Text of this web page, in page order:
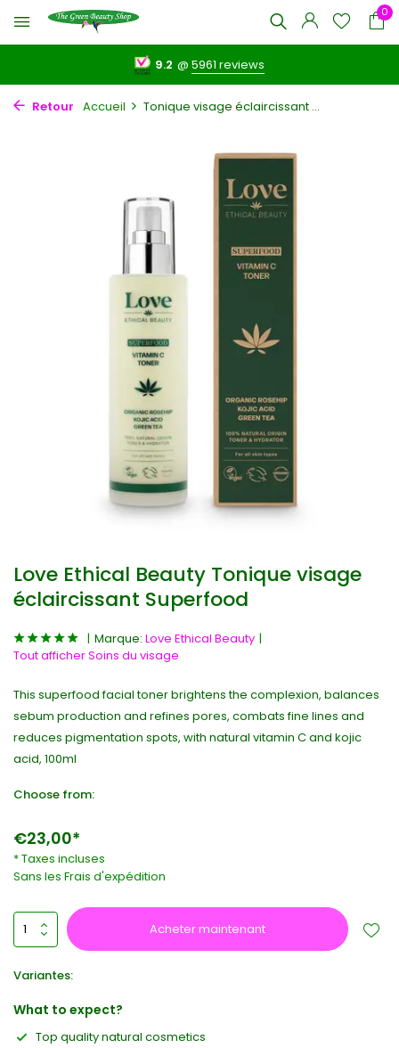
0
9.2 @5961 reviews
Retour Accueil Tonique visage éclaircissant ...
Love Ethical Beauty Tonique visage
éclaircissant Superfood
Marque: Love Ethical Beauty
Tout afficher Soins du visage
This superfood facial toner brightens the complexion, balances
sebum production and refines pores, combats fine lines and
reduces pigmentation spots, with natural vitamin C and kojic
acid, 100ml
Choose from:
€23,00*
* Taxes incluses
Sans les Frais d'expédition
Acheter maintenant
Variantes:
What to expect?
Top quality natural cosmetics